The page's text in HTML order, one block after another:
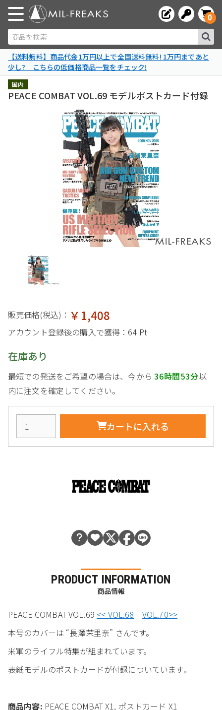
商品を検索
0
【送料無料】商品代金1万円以上で全国送料無料! 1万円まであと
少し? こちらの低価格商品一覧をチェック!
国内
PEACE COMBAT VOL.69 モデルポストカード付録
販売価格(税込)： ￥1,408
アカウント登録後の購入で獲得： 64 Pt
在庫あり
最短での発送をご希望の場合は、今から36時間53分以
内に注文を確定してください。
カートに入れる
PRODUCT INFORMATION
商品情報
PEACE COMBAT VOL.69 << VOL.68
VOL.70>>
本号のカバーは “長澤茉里奈” さんです。
米軍のライフル特集が組まれています。
表紙モデルのポストカードが付録についています。
商品内容: PEACE COMBAT X1, ポストカード X1